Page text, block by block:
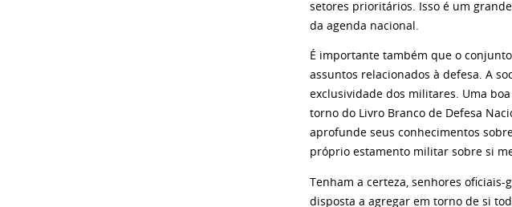
setores prioritários. Isso é um
da agenda nacional.
É importante também que o
assuntos relacionados à defesa. A
exclusividade dos militares. Uma
torno do Livro Branco de Defesa
aprofunde seus conhecimentos
próprio estamento militar sobre si
Tenham a certeza, senhores
disposta a agregar em torno de si